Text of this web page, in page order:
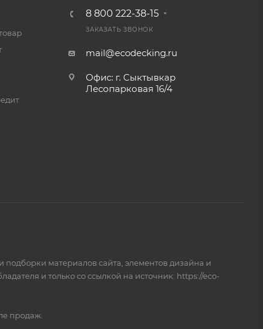
8 800 222-38-15
ЗАКАЗАТЬ ЗВОНОК
mail@ecodecking.ru
Офис: г. Сыктывкар
Лесопарковая 16/4
материалов сайта, элементов дизайна и
и только со ссылкой на источник: https://eco-
продаж.